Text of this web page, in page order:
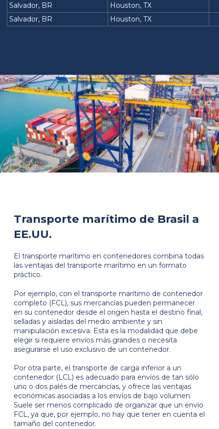
Salvador, BR
Houston, TX
Salvador, BR
Houston, TX
Transporte marítimo de Brasil a
EE.UU.
El transporte marítimo en contenedores combina todas
las ventajas del transporte marítimo en un formato
práctico.
Por ejemplo, con el transporte marítimo de contenedor
completo (FCL), sus mercancías pueden permanecer
en su contenedor desde el origen hasta el destino final,
selladas y aisladas del medio ambiente y sin
manipulación excesiva. Esta es la modalidad que debe
elegir si requiere envíos más grandes o necesita
asegurarse el uso exclusivo de un contenedor.
Por otra parte, el transporte de carga inferior a un
contenedor (LCL) es adecuado para envíos de tan sólo
uno o dos palés de mercancías, y ofrece las ventajas
económicas asociadas a los envíos de bajo volumen.
Suele ser menos complicado de organizar que un envío
FCL, ya que, por ejemplo, no hay que tener en cuenta el
tamaño del contenedor.